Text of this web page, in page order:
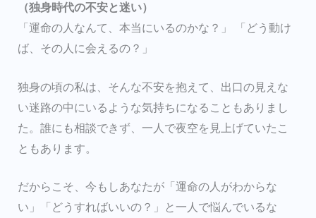
（独身時代の不安と迷い）
「運命の人なんて、本当にいるのかな？」 「どう動け
ば、その人に会えるの？」
独身の頃の私は、そんな不安を抱えて、出口の見えな
い迷路の中にいるような気持ちになることもありまし
た。誰にも相談できず、一人で夜空を見上げていたこ
ともあります。
だからこそ、今もしあなたが「運命の人がわからな
い」「どうすればいいの？」と一人で悩んでいるな